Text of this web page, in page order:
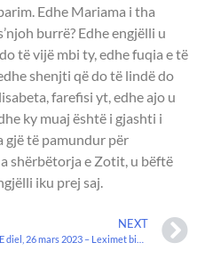
Edhe Mariama i tha
burrë? Edhe engjëlli u
të vijë mbi ty, edhe fuqia e të
shenjti që do të lindë do
farefisi yt, edhe ajo u
ky muaj është i gjashti i
gjë të pamundur për
shërbëtorja e Zotit, u bëftë
iku prej saj.
NEXT